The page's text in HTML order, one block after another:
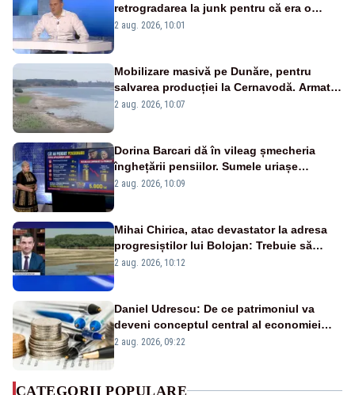
retrogradarea la junk pentru că era o
catastrofă pentru bănci și fondurile de
2 aug. 2026, 10:01
Mobilizare masivă pe Dunăre, pentru
salvarea producției la Cernavodă. Armata
va detona o stâncă și va devia apa
2 aug. 2026, 10:07
Dorina Barcari dă în vileag șmecheria
înghețării pensiilor. Sumele uriașe
pierdute de fiecare român
2 aug. 2026, 10:09
Mihai Chirica, atac devastator la adresa
progresiștilor lui Bolojan: Trebuie să
protejăm și natura, dar nu șținem omaneii
2 aug. 2026, 10:12
Daniel Udrescu: De ce patrimoniul va
deveni conceptul central al economiei
viitoare?
2 aug. 2026, 09:22
CATEGORII POPULARE